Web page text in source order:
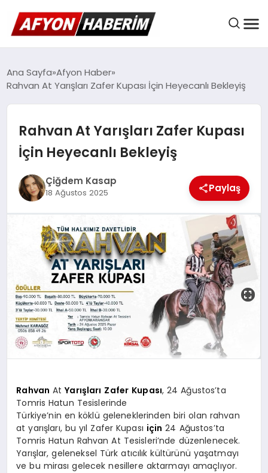
AFYON HABER
BELEDIYELER
EKONOMI
DÜNYA
SPOR
MAGAZIN
TEKNOLOJI
Ana Sayfa Afyon Haber
Rahvan At Yarışları Zafer Kupası İçin Heyecanlı Bekleyiş
Rahvan At Yarışları Zafer Kupası
İçin Heyecanlı Bekleyiş
Çiğdem Kasap
18 Ağustos 2025 Paylaş
Rahvan AtYarışları Zafer Kupası, 24 Ağustos’ta
Tomris Hatun Tesislerinde
Türkiye’nin en köklü geleneklerinden biri olan rahvan
at yarışları, bu yıl Zafer Kupası için 24 Ağustos’ta
Tomris Hatun Rahvan At Tesisleri’nde düzenlenecek.
Yarışlar, geleneksel Türk atıcılık kültürünü yaşatmayı
ve bu mirası gelecek nesillere aktarmayı amaçlıyor.